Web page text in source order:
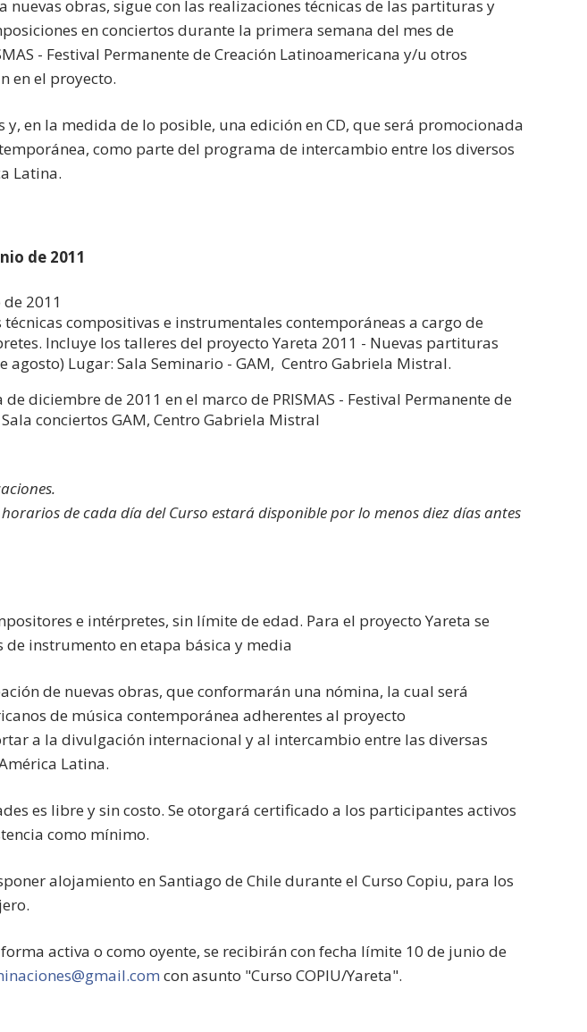
nuevas obras, sigue con las realizaciones técnicas de las partituras y
en conciertos durante la primera semana del mes de
- Festival Permanente de Creación Latinoamericana y/u otros
en el proyecto.
y, en la medida de lo posible, una edición en CD, que será promocionada
como parte del programa de intercambio entre los diversos
Latina.
de 2011
2011
compositivas e instrumentales contemporáneas a cargo de
Incluye los talleres del proyecto Yareta 2011 - Nuevas partituras
agosto) Lugar: Sala Seminario - GAM, Centro Gabriela Mistral.
diciembre de 2011 en el marco de PRISMAS - Festival Permanente de
conciertos GAM, Centro Gabriela Mistral
de cada día del Curso estará disponible por lo menos diez días antes
e intérpretes, sin límite de edad. Para el proyecto Yareta se
instrumento en etapa básica y media
de nuevas obras, que conformarán una nómina, la cual será
de música contemporánea adherentes al proyecto
a la divulgación internacional y al intercambio entre las diversas
Latina.
es libre y sin costo. Se otorgará certificado a los participantes activos
como mínimo.
alojamiento en Santiago de Chile durante el Curso Copiu, para los
activa o como oyente, se recibirán con fecha límite 10 de junio de
con asunto "Curso COPIU/Yareta".